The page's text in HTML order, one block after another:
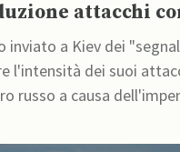
attacchi
russi”
inviato a Kiev dei
l'intensità dei suoi
russo a causa